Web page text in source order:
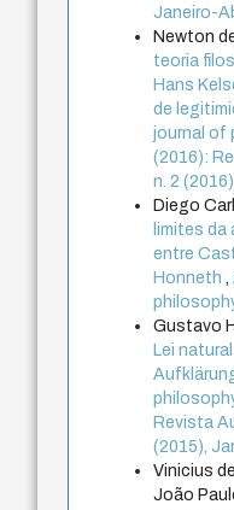
Janeiro-
Newton
teoria
Hans
de
journal of
(2016):
n. 2
Diego
limites da
entre
Honneth,
Gustavo
Lei
Revista
(2015),
Vinicius
João